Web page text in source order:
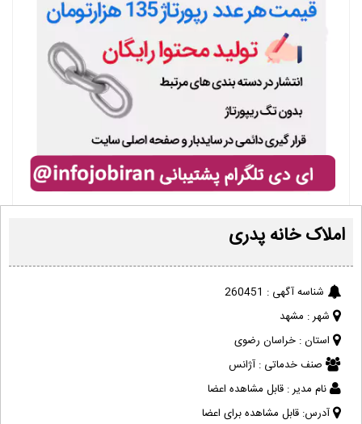
املاک خانه پدری
شناسه آگهی : 260451
شهر : مشهد
استان : خراسان رضوی
صنف خدماتی : آژانس
نام مدیر : قابل مشاهده اعضا
آدرس: قابل مشاهده برای اعضا